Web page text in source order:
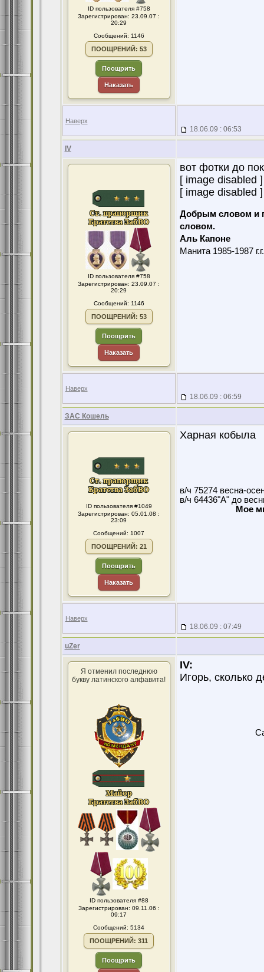
ID пользователя #758
Зарегистрирован: 23.09.07 :
20:29
Сообщений: 1146
ПООЩРЕНИЙ: 53
Поощрить
Наказать
Наверх
18.06.09 : 06:53
IV
ID пользователя #758
Зарегистрирован: 23.09.07 :
20:29
Сообщений: 1146
ПООЩРЕНИЙ: 53
Поощрить
Наказать
вот фотки до
[ image disabled ]
[ image disabled ]
Добрым словом и
словом.
Аль Капоне
Манита 1985-1987
Наверх
18.06.09 : 06:59
ЗАС Кошель
ID пользователя #1049
Зарегистрирован: 05.01.08 :
23:09
Сообщений: 1007
ПООЩРЕНИЙ: 21
Поощрить
Наказать
Харная кобыла
в/ч 75274 весна-
в/ч 64436"А" до
Мое
Наверх
18.06.09 : 07:49
uZer
Я отменил последнюю
букву латинского алфавита!
ID пользователя #88
Зарегистрирован: 09.11.06 :
09:17
Сообщений: 5134
ПООЩРЕНИЙ: 311
Поощрить
IV:
Игорь, сколько